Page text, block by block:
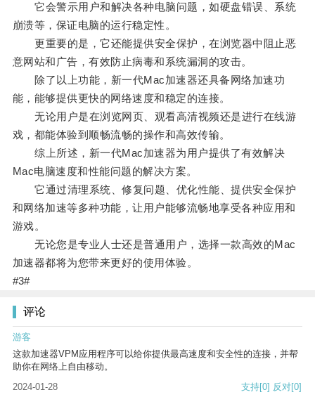
它会警示用户和解决各种电脑问题，如硬盘错误、系统
崩溃等，保证电脑的运行稳定性。
更重要的是，它还能提供安全保护，在浏览器中阻止恶
意网站和广告，有效防止病毒和系统漏洞的攻击。
除了以上功能，新一代Mac加速器还具备网络加速功
能，能够提供更快的网络速度和稳定的连接。
无论用户是在浏览网页、观看高清视频还是进行在线游
戏，都能体验到顺畅流畅的操作和高效传输。
综上所述，新一代Mac加速器为用户提供了有效解决
Mac电脑速度和性能问题的解决方案。
它通过清理系统、修复问题、优化性能、提供安全保护
和网络加速等多种功能，让用户能够流畅地享受各种应用和
游戏。
无论您是专业人士还是普通用户，选择一款高效的Mac
加速器都将为您带来更好的使用体验。
#3#
评论
游客
这款加速器VPM应用程序可以给你提供最高速度和安全性的连接，并帮
助你在网络上自由移动。
2024-01-28
支持[0] 反对[0]